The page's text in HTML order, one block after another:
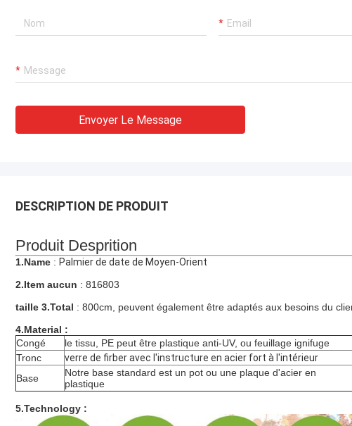
Envoyer Le Message
DESCRIPTION DE PRODUIT
Produit Desprition
1.Name : Palmier de date de Moyen-Orient
2.Item aucun : 816803
taille 3.Total : 800cm, peuvent également être adaptés aux besoins du
4.Material :
Congé
le tissu, PE peut être plastique anti-UV, ou feuillage ignifuge
Tronc
verre de firber avec l'instructure en acier fort à l'intérieur
Base
Notre base standard est un pot ou une plaque d'acier en
plastique
5.Technology :